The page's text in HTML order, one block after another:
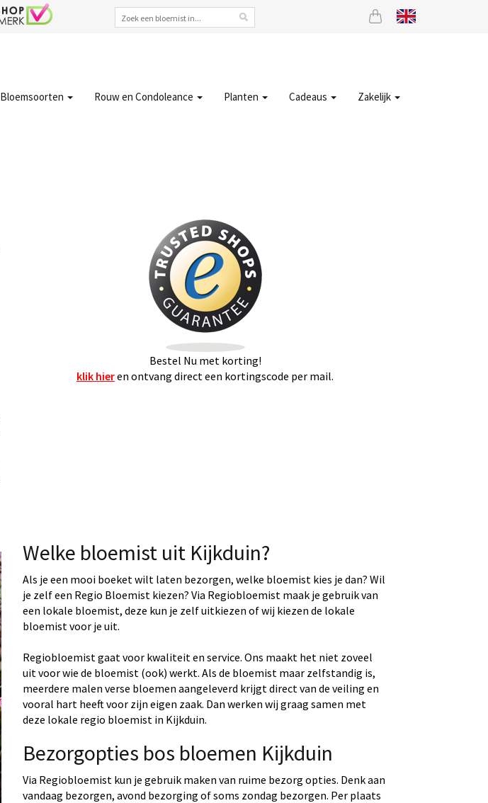
Bloemsoorten Rouw en Condoleance Planten Cadeaus Zakelijk
Bestel Nu met korting!
klik hieren ontvang direct een kortingscode per mail.
Welke bloemist uit Kijkduin?
Als je een mooi boeket wilt laten bezorgen, welke bloemist kies je dan? Wil
je zelf een Regio Bloemist kiezen? Via Regiobloemist maak je gebruik van
een lokale bloemist, deze kun je zelf uitkiezen of wij kiezen de lokale
bloemist voor je uit.
Regiobloemist gaat voor kwaliteit en service. Ons maakt het niet zoveel
uit voor wie de bloemist (ook) werkt. Als de bloemist maar zelfstandig is,
meerdere malen verse bloemen aangeleverd krijgt direct van de veiling en
vooral hart heeft voor zijn eigen zaak. Dan werken wij graag samen met
deze lokale regio bloemist in Kijkduin.
Bezorgopties bos bloemen Kijkduin
Via Regiobloemist kun je gebruik maken van ruime bezorg opties. Denk aan
vandaag bezorgen, avond bezorging of soms zondag bezorgen. Per plaats